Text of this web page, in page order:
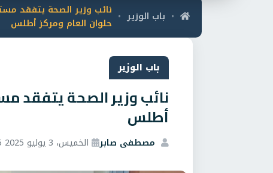
• باب الوزير • نائب وزير الصحة يتفقد
حلوان العام ومركز أطلس
باب الوزير
نائب وزير الصحة يتفقد
أطلس
مصطفى صابر الخميس، 3 يوليو 2025 5:15 م